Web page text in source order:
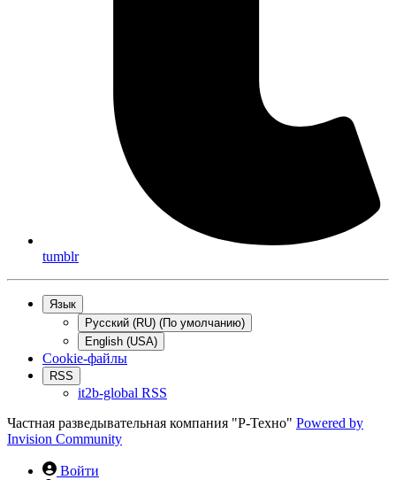
tumblr
Язык
Русский (RU) (По умолчанию)
English (USA)
Cookie-файлы
RSS
it2b-global RSS
Частная разведывательная компания "Р-Техно" Powered by
Invision Community
Войти